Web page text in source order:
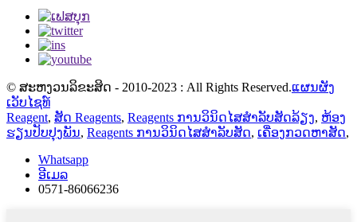
© ສະຫງວນລິຂະສິດ - 2010-2023 : All Rights Reserved.ແຜນຜັງ
ເວັບໄຊທ໌
Reagent, ສັດ Reagents, Reagents ການວິນິດໄສສໍາລັບສັດລ້ຽງ, ຫ້ອງ
ຮຽນປັບປຸງພັນ, Reagents ການວິນິດໄສສໍາລັບສັດ, ເຄື່ອງກວດຫາສັດ,
Whatsapp
ອີເມລ
0571-86066236